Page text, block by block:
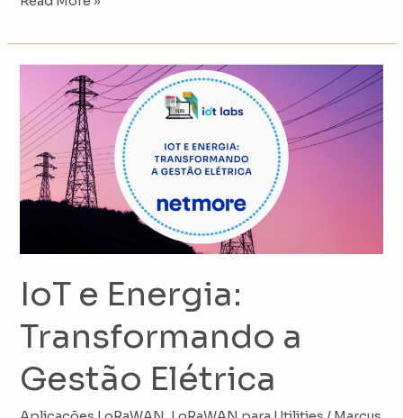
IoT e Energia:
Transformando a
Gestão Elétrica
Energia:
Transformando
a
Gestão